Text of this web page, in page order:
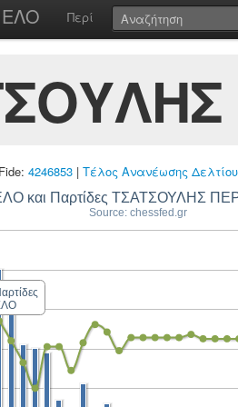
ΕΛΟ Περί
4246853 | Τέλος Ανανέωσης Δελτίου
και Παρτίδες ΤΣΑΤΣΟΥΛΗΣ
Source: chessfed.gr